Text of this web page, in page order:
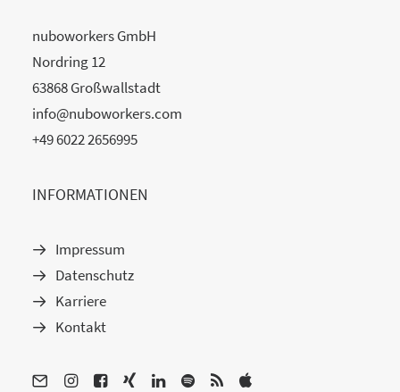
nuboworkers GmbH
Nordring 12
63868 Großwallstadt
info@nuboworkers.com
+49 6022 2656995
INFORMATIONEN
Impressum
Datenschutz
Karriere
Kontakt